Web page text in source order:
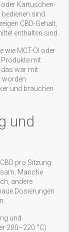
Kartuschen-
sind.
CBD-Gehalt,
enthalten sind.
wie MCT-Öl oder
mit
das war mit
und brauchen
und
pro Sitzung.
Manche
andere
Dosierungen
und
200–220 °C)